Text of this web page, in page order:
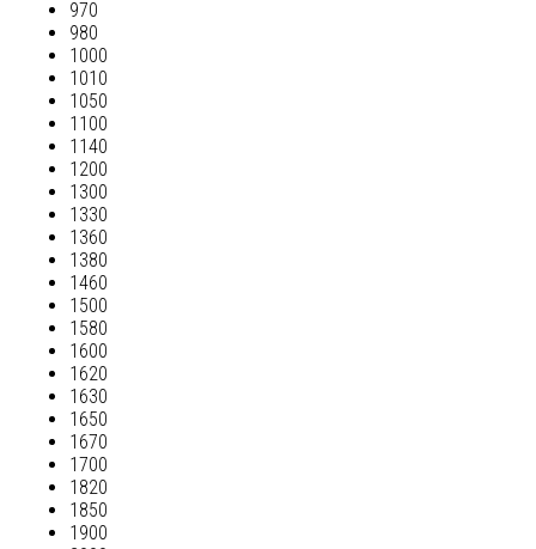
970
980
1000
1010
1050
1100
1140
1200
1300
1330
1360
1380
1460
1500
1580
1600
1620
1630
1650
1670
1700
1820
1850
1900